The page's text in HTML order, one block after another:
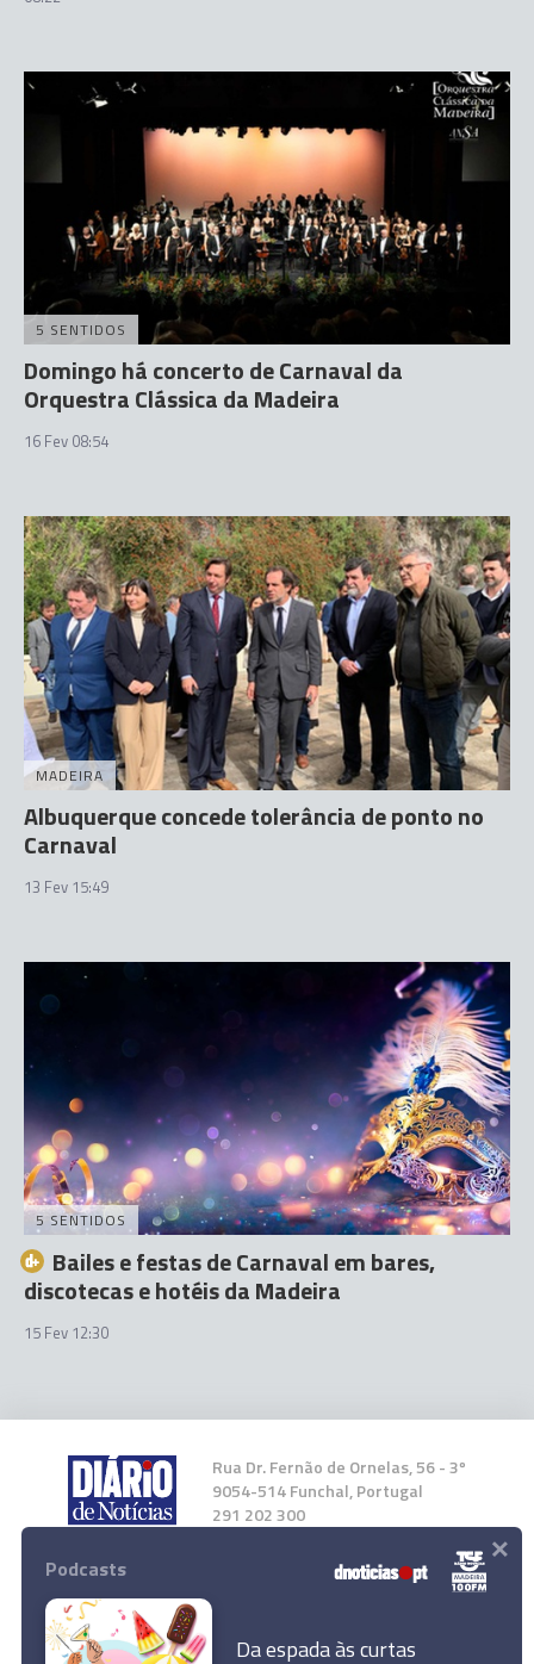
5 SENTIDOS
Domingo há concerto de Carnaval da
Orquestra Clássica da Madeira
16 Fev 08:54
MADEIRA
Albuquerque concede tolerância de ponto no
Carnaval
13 Fev 15:49
5 SENTIDOS
Bailes e festas de Carnaval em bares,
discotecas e hotéis da Madeira
15 Fev 12:30
Rua Dr. Fernão de Ornelas, 56 - 3º
9054-514 Funchal, Portugal
291 202 300
Instale a nossa App
Podcasts
Da espada às curtas
×